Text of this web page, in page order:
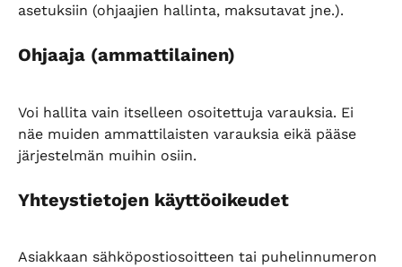
asetuksiin (ohjaajien hallinta, maksutavat jne.).
Ohjaaja (ammattilainen)
Voi hallita vain itselleen osoitettuja varauksia. Ei
näe muiden ammattilaisten varauksia eikä pääse
järjestelmän muihin osiin.
Yhteystietojen käyttöoikeudet
Asiakkaan sähköpostiosoitteen tai puhelinnumeron